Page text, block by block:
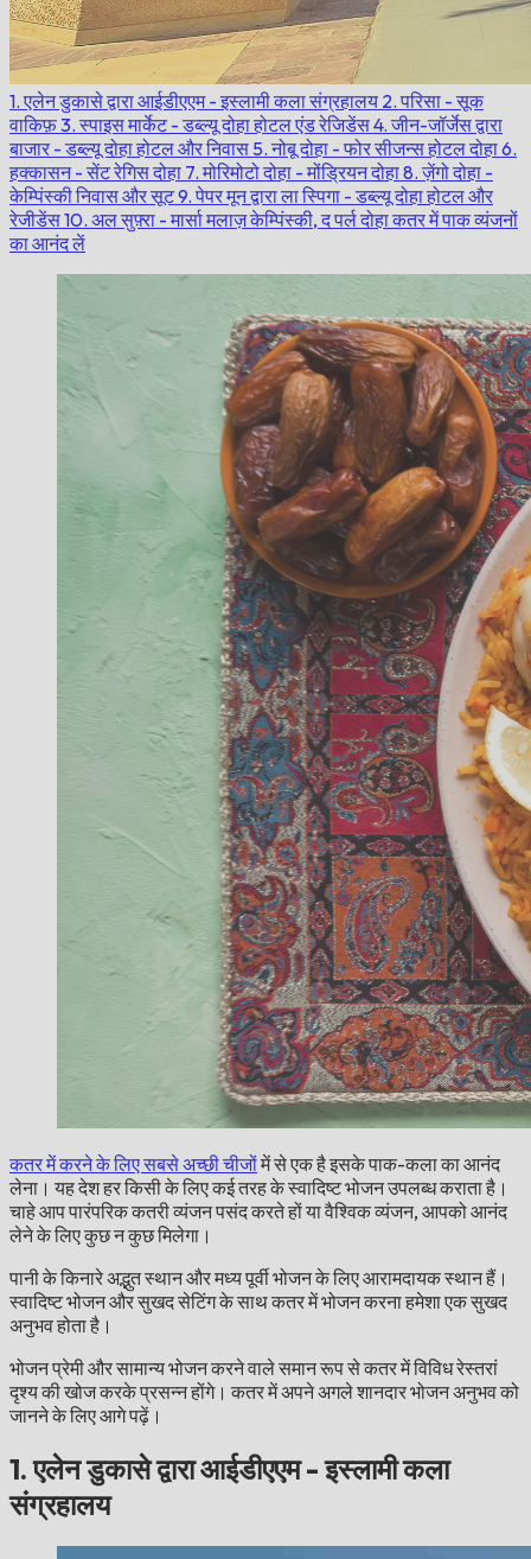
1. एलेन डुकासे द्वारा आईडीएएम - इस्लामी कला संग्रहालय 2. परिसा - सूक
वाकिफ़3. स्पाइस मार्केट - डब्ल्यू दोहा होटल एंड रेजिडेंस4. जीन-जॉर्जेस द्वारा
बाजार - डब्ल्यू दोहा होटल और निवास 5. नोबू दोहा - फोर सीजन्स होटल दोहा6.
हक्कासन - सेंट रेगिस दोहा 7. मोरिमोटो दोहा - मोंड्रियन दोहा8. ज़ेंगो दोहा -
केम्पिंस्की निवास और सूट9. पेपर मून द्वारा ला स्पिगा - डब्ल्यू दोहा होटल और
रेजीडेंस10. अल सुफ़्रा - मार्सा मलाज़ केम्पिंस्की, द पर्ल दोहाकतर में पाक व्यंजनों
का आनंद लें
कतर में करने के लिए सबसे अच्छी चीजोंमें से एक है इसके पाक-कला का आनंद
लेना। यह देश हर किसी के लिए कई तरह के स्वादिष्ट भोजन उपलब्ध कराता है।
चाहे आप पारंपरिक कतरी व्यंजन पसंद करते हों या वैश्विक व्यंजन, आपको आनंद
लेने के लिए कुछ न कुछ मिलेगा।
पानी के किनारे अद्भुत स्थान और मध्य पूर्वी भोजन के लिए आरामदायक स्थान हैं।
स्वादिष्ट भोजन और सुखद सेटिंग के साथ कतर में भोजन करना हमेशा एक सुखद
अनुभव होता है।
भोजन प्रेमी और सामान्य भोजन करने वाले समान रूप से कतर में विविध रेस्तरां
दृश्य की खोज करके प्रसन्न होंगे। कतर में अपने अगले शानदार भोजन अनुभव को
जानने के लिए आगे पढ़ें।
1. एलेन डुकासे द्वारा आईडीएएम - इस्लामी कला
संग्रहालय